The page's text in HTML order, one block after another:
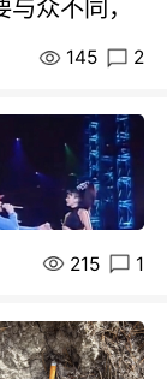
众不同，
145 2
215 1